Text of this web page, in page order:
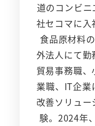
道のコンビ
社セコマに
食品原材料
外法人にて
貿易事務職
業職、IT企業
改善ソリュ
験。2024年